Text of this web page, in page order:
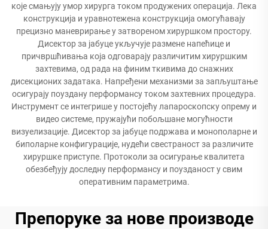
које смањују умор хирурга током продужених операција. Лека
конструкција и уравнотежена конструкција омогућавају
прецизно маневрирање у затвореном хируршком простору.
Дисектор за јабуце укључује размене напећице и
причвршћивања која одговарају различитим хируршким
захтевима, од рада на финим ткивима до снажних
дисекционих задатака. Напређени механизми за запљуштање
осигурају поуздану перформансу током захтевних процедура.
Инструмент се интегрише у постојећу лапароскопску опрему и
видео системе, пружајући побољшане могућности
визуелизације. Дисектор за јабуце подржава и монополарне и
биполарне конфигурације, нудећи свестраност за различите
хируршке приступе. Протоколи за осигурање квалитета
обезбеђују доследну перформансу и поузданост у свим
оперативним параметрима.
Препоруке за нове производе